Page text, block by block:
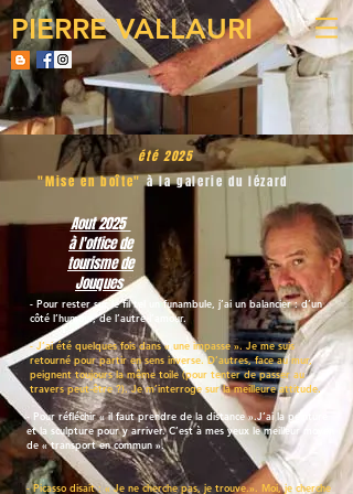
PIERRE VALLAURI
été 2025
"Mise en boîte"à la galerie du lézard
Aout 2025
à l'office de
tourisme de
Jouques
- Pour rester sur le fil tel un funambule, j’ai un balancier : d’un
côté l’humour, de l’autre l’amour.
- J’ai été quelques fois dans « une impasse ». Je me suis
retourné pour partir en sens inverse. D’autres, face au mur,
peignent toujours la même toile (pour tenter de passer au
travers peut-être ?). Je m’interroge sur la meilleure attitude.
- Pour réfléchir « il faut prendre de la distance ».J’ai la peinture
et la sculpture pour y arriver. C’est à mes yeux le meilleur moyen
de « transport en commun ».
- Picasso disait : « Je ne cherche pas, je trouve.». Moi, je cherche